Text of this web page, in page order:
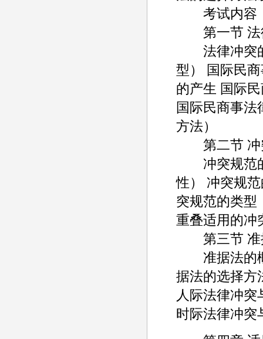
考试内容
第一节 法
法律冲突的
型） 国际民
的产生 国际
国际民商事法
方法）
第二节 冲
冲突规范的
性） 冲突规
突规范的类型
重叠适用的冲
第三节 准
准据法的概
据法的选择方
人际法律冲
时际法律冲突